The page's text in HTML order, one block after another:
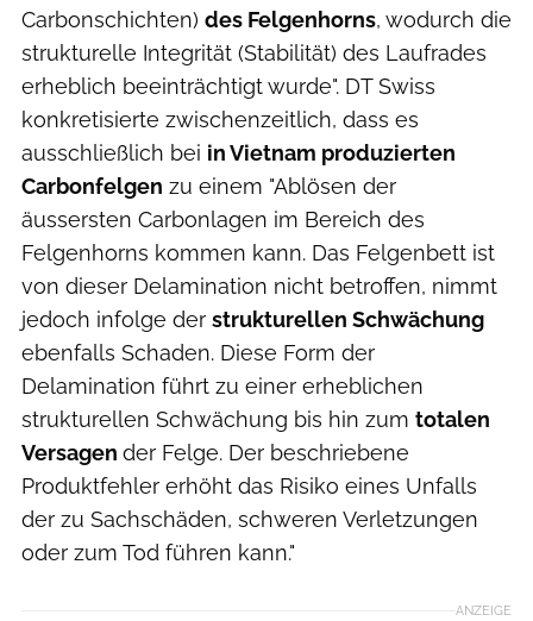
Carbonschichten) des Felgenhorns, wodurch die
strukturelle Integrität (Stabilität) des Laufrades
erheblich beeinträchtigt wurde". DT Swiss
konkretisierte zwischenzeitlich, dass es
ausschließlich bei in Vietnam produzierten
Carbonfelgen zu einem "Ablösen der
äussersten Carbonlagen im Bereich des
Felgenhorns kommen kann. Das Felgenbett ist
von dieser Delamination nicht betroffen, nimmt
jedoch infolge der strukturellen Schwächung
ebenfalls Schaden. Diese Form der
Delamination führt zu einer erheblichen
strukturellen Schwächung bis hin zum totalen
Versagen der Felge. Der beschriebene
Produktfehler erhöht das Risiko eines Unfalls
der zu Sachschäden, schweren Verletzungen
oder zum Tod führen kann."
ANZEIGE